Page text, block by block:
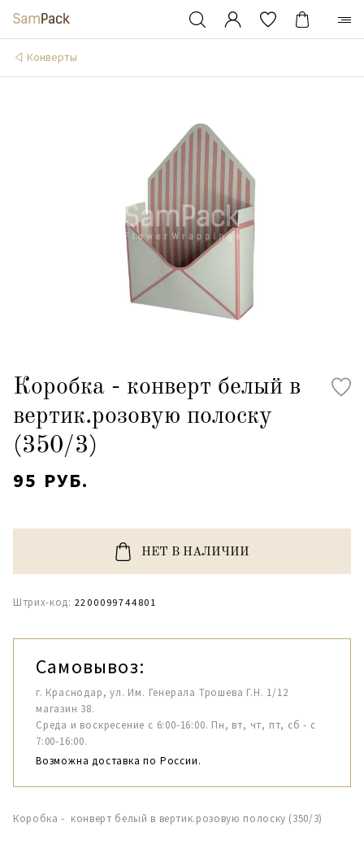
Конверты
Коробка - конверт белый в
вертик.розовую полоску
(350/3)
95 РУБ.
НЕТ В НАЛИЧИИ
Штрих-код: 2200099744801
Самовывоз:
г. Краснодар, ул. Им. Генерала Трошева Г.Н. 1/12
магазин 38.
Среда и воскресение с 6:00-16:00. Пн, вт, чт, пт, сб - с
7:00-16:00.
Возможна доставка по России.
Коробка - конверт белый в вертик.розовую полоску (350/3)